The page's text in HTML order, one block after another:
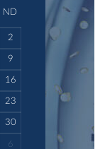
ND
2
9
16
23
30
6